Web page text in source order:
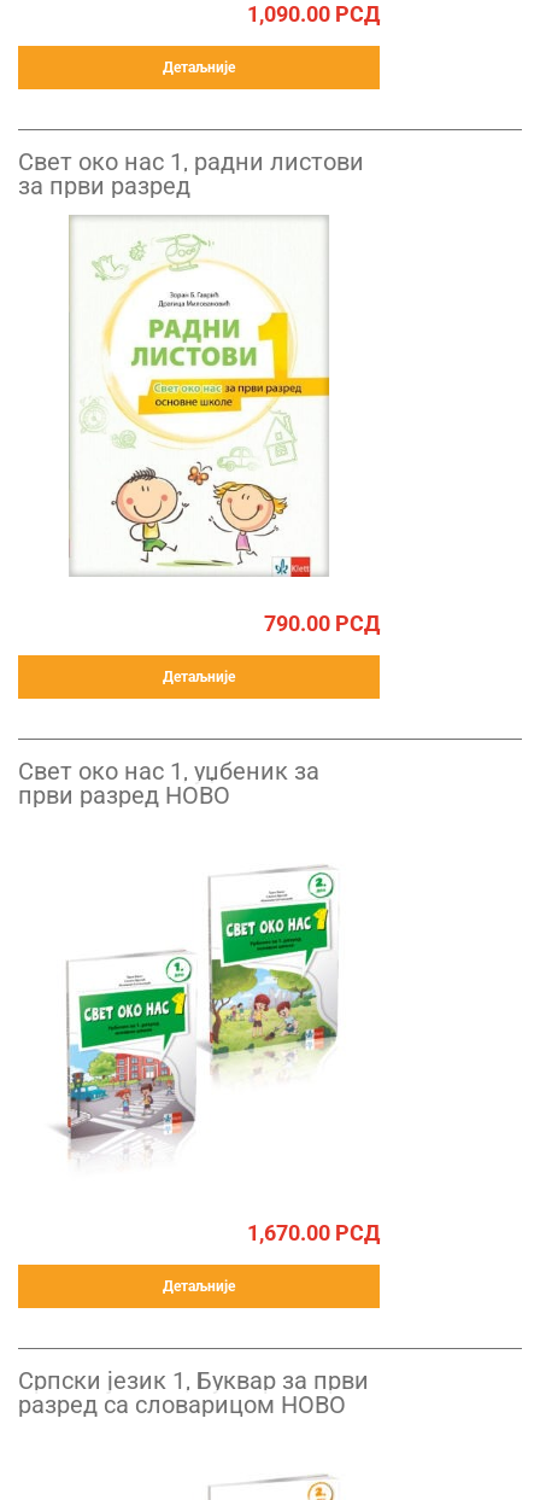
1,090.00 РСД
Детаљније
Свет око нас 1, радни листови
за први разред
790.00 РСД
Детаљније
Свет око нас 1, уџбеник за
први разред НОВО
1,670.00 РСД
Детаљније
Српски језик 1, Буквар за први
разред са словарицом НОВО